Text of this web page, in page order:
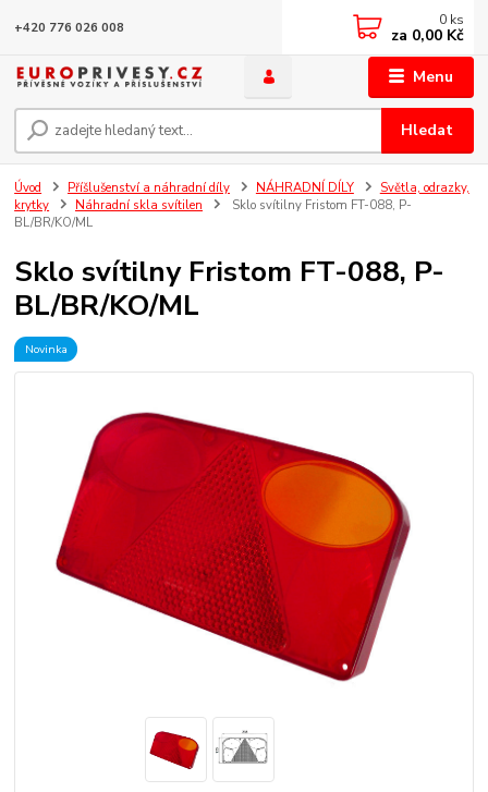
Menu
Hledat
+420 776 026 008 0 ks
za 0,00 Kč
Úvod Příšlušenství a náhradní díly NÁHRADNÍ DÍLY
Světla, odrazky,
krytky
Náhradní skla svítilen
Sklo svítilny Fristom FT-088, P-
BL/BR/KO/ML
Sklo svítilny Fristom FT-088, P-
BL/BR/KO/ML
Novinka